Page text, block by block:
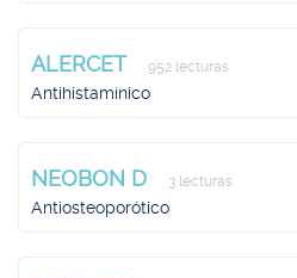
ALERCET 952 lecturas
Antihistamínico
NEOBON D 3 lecturas
Antiosteoporótico